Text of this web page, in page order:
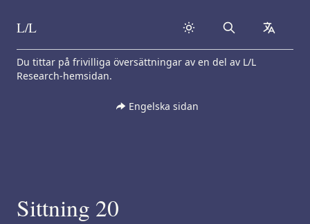
Skip to content
L/L Search
Du tittar på frivilliga översättningar av en del av L/L
Research-hemsidan.
Engelska sidan
Sittning 20